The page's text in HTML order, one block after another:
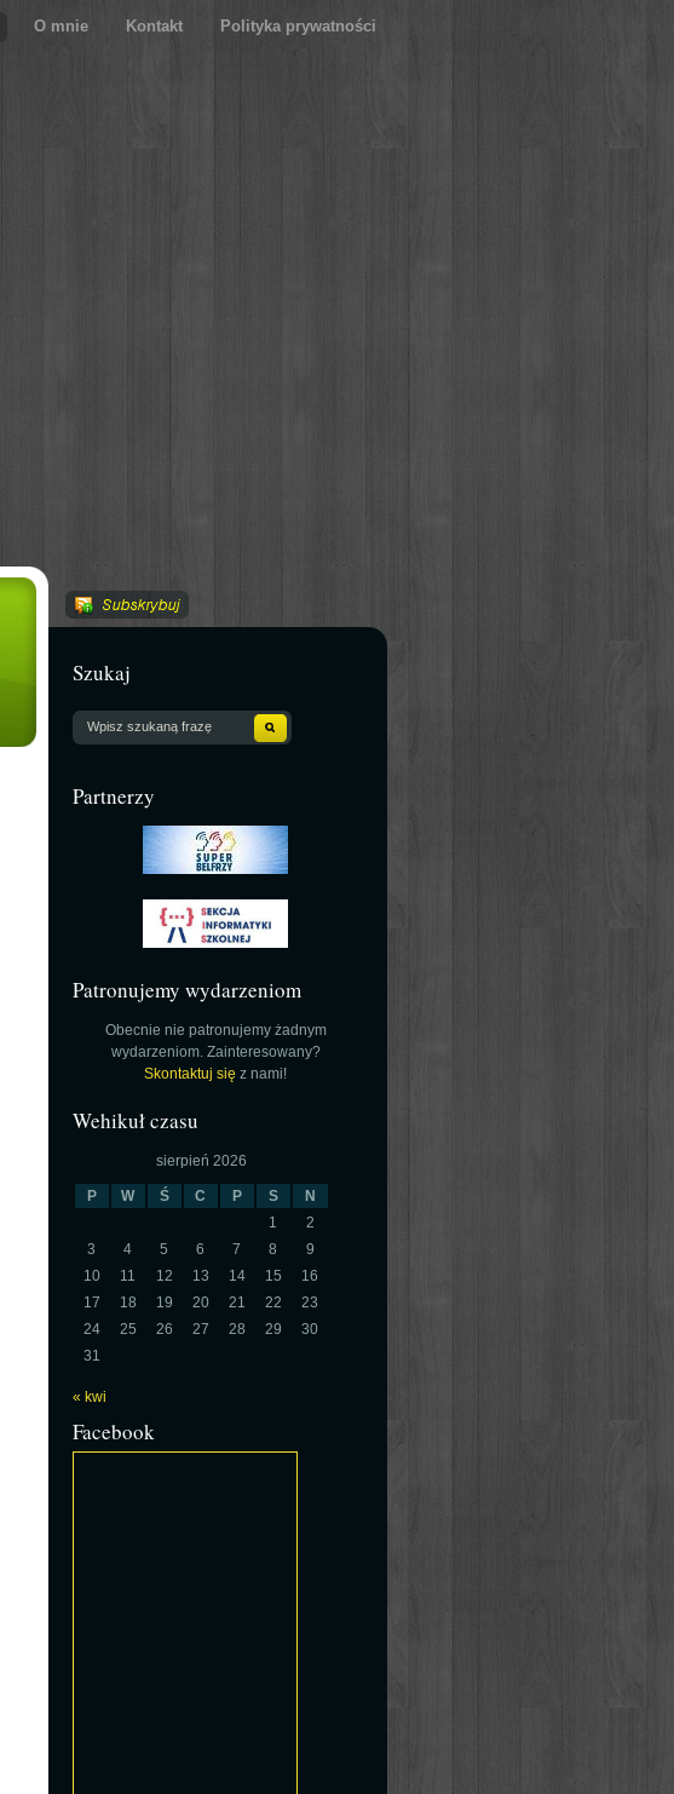
O mnie Kontakt Polityka prywatności
Szukaj
Partnerzy
Patronujemy wydarzeniom
Obecnie nie patronujemy żadnym
wydarzeniom. Zainteresowany?
Skontaktuj się z nami!
Wehikuł czasu
sierpień 2026
P W Ś C P S
N
1
2
3
4 5 6 7 8
9
10
11 12 13 14 15
16
17
18 19 20 21 22
23
24
25 26 27 28 29
30
31
« kwi
Facebook